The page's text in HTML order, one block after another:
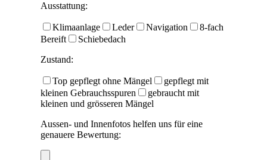
Ausstattung:
Klimaanlage Leder Navigation
8-fach
Bereift
Schiebedach
Zustand:
Top gepflegt ohne Mängel
gepflegt mit
kleinen Gebrauchsspuren
gebraucht mit
kleinen und grösseren Mängel
Aussen- und Innenfotos helfen uns für eine
genauere Bewertung: